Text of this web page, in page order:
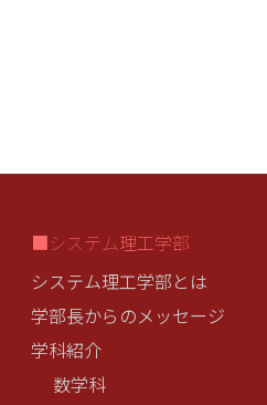
■システム理工学部
システム理工学部とは
学部長からのメッセージ
学科紹介
数学科